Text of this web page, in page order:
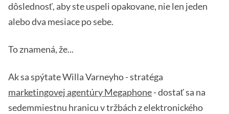
dôslednosť, aby ste uspeli opakovane, nie len jeden
alebo dva mesiace po sebe.
To znamená, že...
Ak sa spýtate Willa Varneyho - stratéga
marketingovej agentúry Megaphone- dostať sa na
sedemmiestnu hranicu v tržbách z elektronického